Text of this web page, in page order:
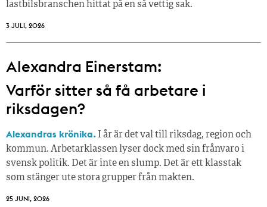
lastbilsbranschen hittat på en så vettig sak.
3 JULI, 2026
Alexandra Einerstam:
Varför sitter så få ­arbetare i
riksdagen?
Alexandras krönika. I år är det val till riksdag, region och
kommun. Arbetarklassen lyser dock med sin frånvaro i
svensk politik. Det är inte en slump. Det är ett klasstak
som stänger ute stora grupper från makt­en.
25 JUNI, 2026